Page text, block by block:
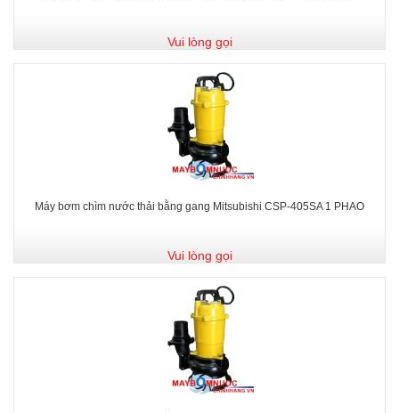
Vui lòng gọi
Máy bơm chìm nước thải bằng gang Mitsubishi CSP-405SA 1 PHAO
Vui lòng gọi